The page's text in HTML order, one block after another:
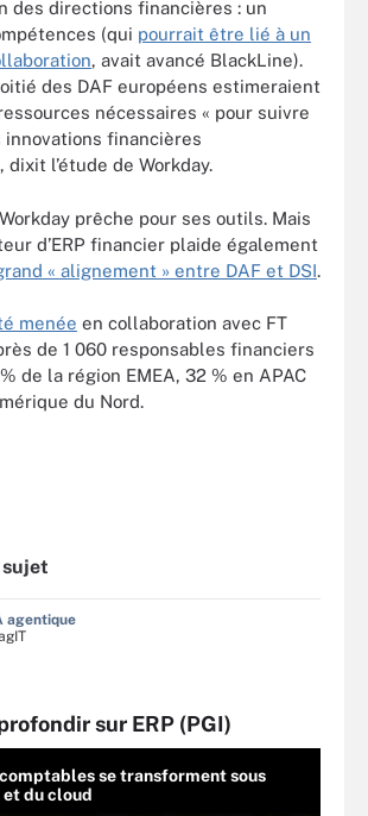
des directions financières : un
(qui pourrait être lié à un
, avait avancé BlackLine).
des DAF européens estimeraient
nécessaires « pour suivre
financières
dixit l’étude de Workday.
prêche pour ses outils. Mais
d’ERP financier plaide également
« alignement » entre DAF et DSI.
menée en collaboration avec FT
de 1 060 responsables financiers
de la région EMEA, 32 % en APAC
du Nord.
sujet
agentique
sur ERP (PGI)
se transforment sous
et du cloud